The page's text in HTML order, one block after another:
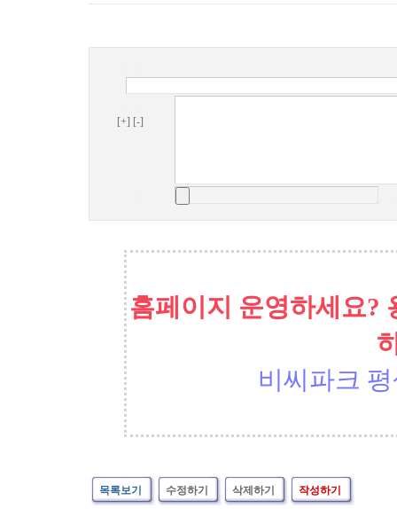
[+] [-]
홈페이지 운영하세요?
비씨파크
목록보기 수정하기 삭제하기 작성하기